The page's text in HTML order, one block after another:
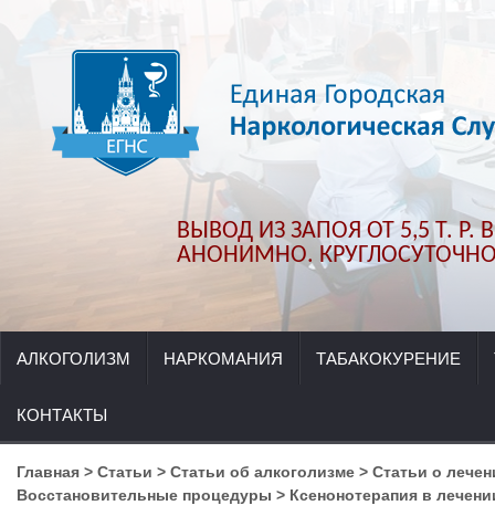
ВЫВОД ИЗ ЗАПОЯ ОТ 5,5 Т.
АНОНИМНО.
АЛКОГОЛИЗМ НАРКОМАНИЯ ТАБАКОКУРЕНИЕ
КОНТАКТЫ
Главная > Статьи > Статьи об алкоголизме > Статьи о
Восстановительные процедуры > Ксенонотерапия в